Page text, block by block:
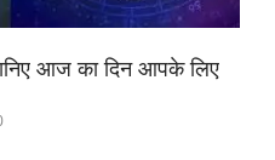
आज का दिन आपके लिए